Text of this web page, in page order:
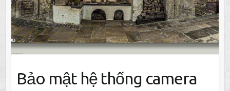
Bảo mật hệ thống camera